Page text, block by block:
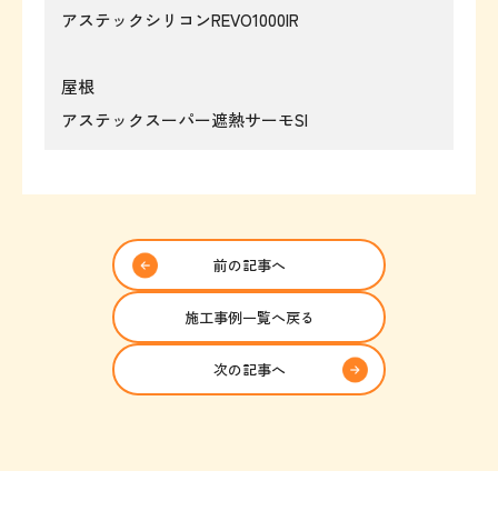
アステックシリコンREVO1000IR
屋根
アステックスーパー遮熱サーモSI
前の記事へ
施工事例一覧へ戻る
次の記事へ